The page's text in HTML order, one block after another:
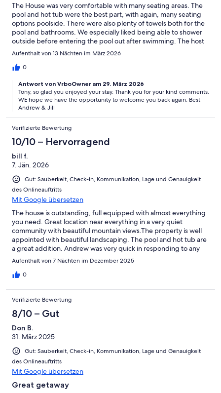
The House was very comfortable with many seating areas. The
pool and hot tub were the best part, with again, many seating
options poolside. There were also plenty of towels both for the
pool and bathrooms. We especially liked being able to shower
outside before entering the pool out after swimming. The host
was very responsive, but we didn’t have any issues anyway. The
equipment. A few more food storage containers would help.
restaurants.
Aufenthalt von 13 Nächten im März 2026
0
Antwort von VrboOwner am 29. März 2026
Tony, so glad you enjoyed your stay. Thank you for your kind comments.
WE hope we have the opportunity to welcome you back again. Best
Andrew & Jill
Verifizierte Bewertung
10/10 – Hervorragend
bill f.
7. Jän. 2026
Gut: Sauberkeit, Check-in, Kommunikation, Lage und Genauigkeit
des Onlineauftritts
Mit Google übersetzen
The house is outstanding, full equipped with almost everything
you need. Great location near everything in a very quiet
community with beautiful mountain views.The property is well
appointed with beautiful landscaping. The pool and hot tub are
a great addition. Andrew was very quick in responding to any
questions I had.Don't hesitate to book this house for your next
Aufenthalt von 7 Nächten im Dezember 2025
0
Verifizierte Bewertung
8/10 – Gut
Don B.
31. März 2025
Gut: Sauberkeit, Check-in, Kommunikation, Lage und Genauigkeit
des Onlineauftritts
Mit Google übersetzen
Great getaway